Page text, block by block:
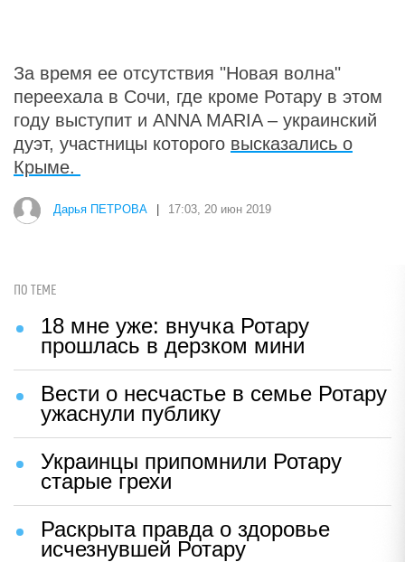
За время ее отсутствия "Новая волна"
переехала в Сочи, где кроме Ротару в этом
году выступит и ANNA MARIA – украинский
дуэт, участницы которого высказались о
Крыме.
Дарья ПЕТРОВА 17:03, 20 июн 2019
ПО ТЕМЕ
18 мне уже: внучка Ротару
прошлась в дерзком мини
Вести о несчастье в семье Ротару
ужаснули публику
Украинцы припомнили Ротару
старые грехи
Раскрыта правда о здоровье
исчезнувшей Ротару